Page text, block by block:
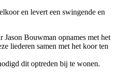
en levert een swingende en
Jason Bouwman opnames met het
liederen samen met het koor ten
dit optreden bij te wonen.